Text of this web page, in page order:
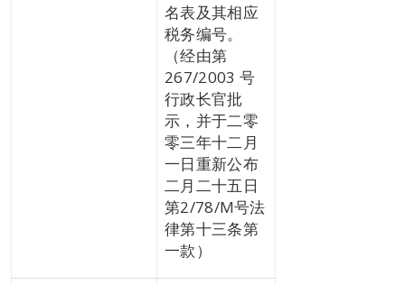
名表及其相应
税务编号。
（经由第
267/2003 号
行政长官批
示，并于二零
零三年十二月
一日重新公布
二月二十五日
第2/78/M号法
律第十三条第
一款）